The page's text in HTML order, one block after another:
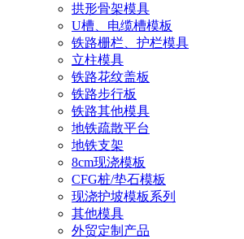
拱形骨架模具
U槽、电缆槽模板
铁路栅栏、护栏模具
立柱模具
铁路花纹盖板
铁路步行板
铁路其他模具
地铁疏散平台
地铁支架
8cm现浇模板
CFG桩/垫石模板
现浇护坡模板系列
其他模具
外贸定制产品